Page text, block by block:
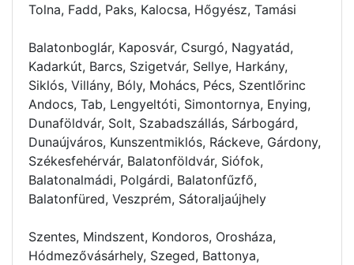
Tolna, Fadd, Paks, Kalocsa, Hőgyész, Tamási
Balatonboglár, Kaposvár, Csurgó, Nagyatád,
Kadarkút, Barcs, Szigetvár, Sellye, Harkány,
Siklós, Villány, Bóly, Mohács, Pécs, Szentlőrinc
Andocs, Tab, Lengyeltóti, Simontornya, Enying,
Dunaföldvár, Solt, Szabadszállás, Sárbogárd,
Dunaújváros, Kunszentmiklós, Ráckeve, Gárdony,
Székesfehérvár, Balatonföldvár, Siófok,
Balatonalmádi, Polgárdi, Balatonfűzfő,
Balatonfüred, Veszprém, Sátoraljaújhely
Szentes, Mindszent, Kondoros, Orosháza,
Hódmezővásárhely, Szeged, Battonya,